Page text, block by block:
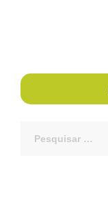
por: